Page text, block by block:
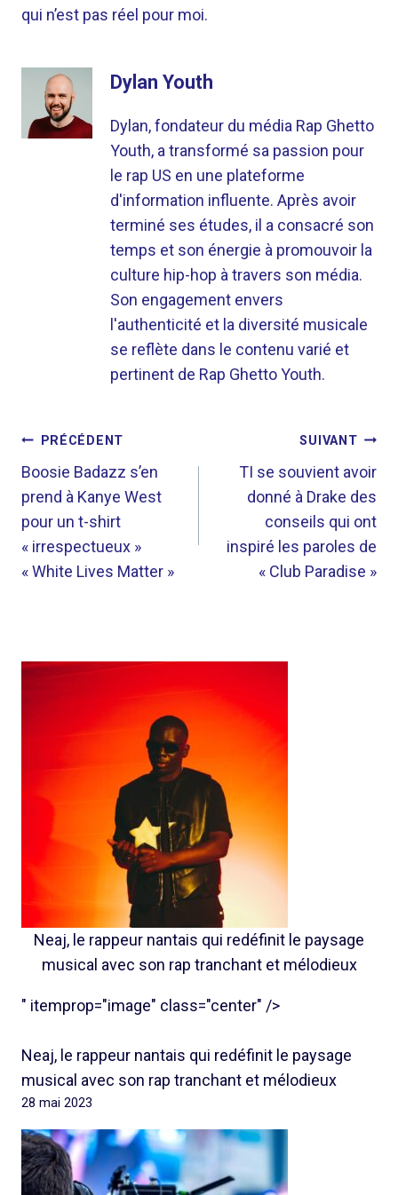
qui n’est pas réel pour moi.
Dylan Youth
Dylan, fondateur du média Rap Ghetto
Youth, a transformé sa passion pour
le rap US en une plateforme
d'information influente. Après avoir
terminé ses études, il a consacré son
temps et son énergie à promouvoir la
culture hip-hop à travers son média.
Son engagement envers
l'authenticité et la diversité musicale
se reflète dans le contenu varié et
pertinent de Rap Ghetto Youth.
NAVIGATION
DE
L’ARTICLE
PRÉCÉDENT
Boosie Badazz s’en
prend à Kanye West
pour un t-shirt
« irrespectueux »
« White Lives Matter »
SUIVANT
TI se souvient avoir
donné à Drake des
conseils qui ont
inspiré les paroles de
« Club Paradise »
Neaj, le rappeur nantais qui redéfinit le paysage
musical avec son rap tranchant et mélodieux
" itemprop="image" class="center" />
Neaj, le rappeur nantais qui redéfinit le paysage
musical avec son rap tranchant et mélodieux
28 mai 2023